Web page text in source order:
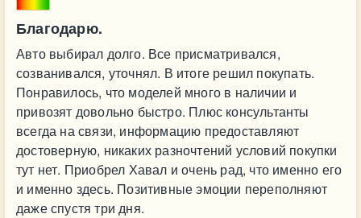
Благодарю.
Авто выбирал долго. Все присматривался,
созванивался, уточнял. В итоге решил покупать.
Понравилось, что моделей много в наличии и
привозят довольно быстро. Плюс консультанты
всегда на связи, информацию предоставляют
достоверную, никаких разночтений условий покупки
тут нет. Приобрел Хавал и очень рад, что именно его
и именно здесь. Позитивные эмоции переполняют
даже спустя три дня.